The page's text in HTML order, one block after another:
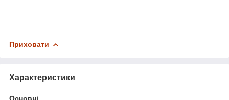
Приховати
Характеристики
Основні